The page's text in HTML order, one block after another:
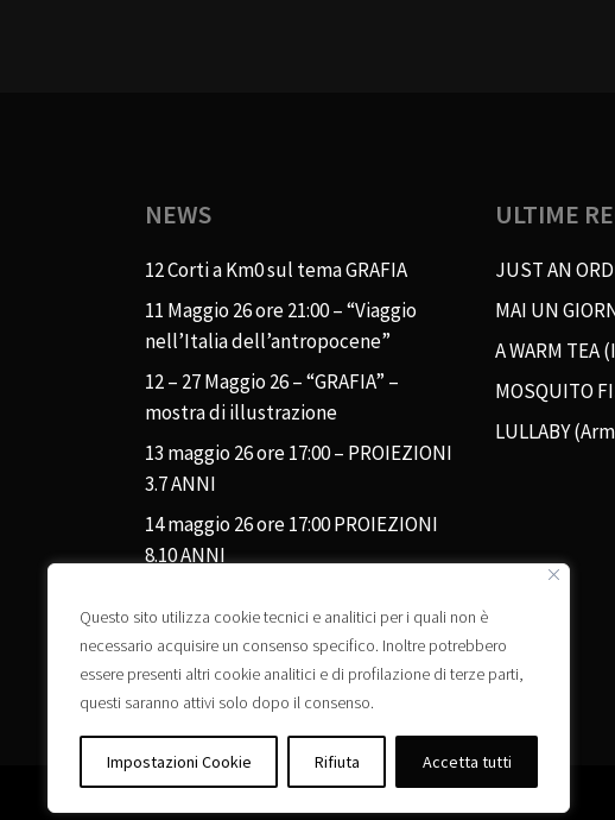
Questo sito utilizza cookie tecnici e analitici per i quali non è
necessario acquisire un consenso specifico. Inoltre potrebbero
essere presenti altri cookie analitici e di profilazione di terze parti,
questi saranno attivi solo dopo il consenso.
Impostazioni Cookie Rifiuta Accetta tutti
NEWS
12 Corti a Km0 sul tema GRAFIA
11 Maggio 26 ore 21:00 – “Viaggio
nell’Italia dell’antropocene”
12 – 27 Maggio 26 – “GRAFIA” –
mostra di illustrazione
13 maggio 26 ore 17:00 – PROIEZIONI
3.7 ANNI
14 maggio 26 ore 17:00 PROIEZIONI
8.10 ANNI
ULTIME
JUST AN
MAI UN
A WARM TEA
MOSQUITO
LULLABY